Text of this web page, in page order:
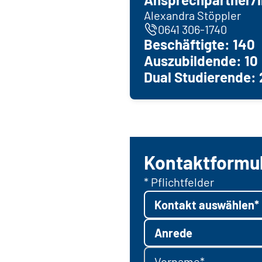
Alexandra Stöppler
0641 306-1740
Beschäftigte: 140
Auszubildende: 10
Dual Studierende:
* Pflichtfelder
Kontakt auswählen*
Anrede